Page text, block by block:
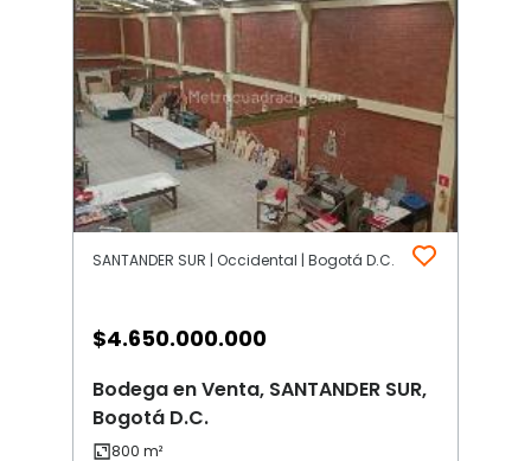
SANTANDER SUR | Occidental | Bogotá D.C.
$4.650.000.000
Bodega en Venta, SANTANDER SUR,
Bogotá D.C.